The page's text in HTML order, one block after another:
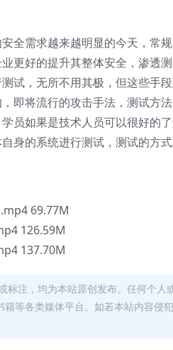
全需求越来越明显的今天，常
更好的提升其整体安全，渗透
试，无所不用其极，但这些手
即将流行的攻击手法，测试方
员如果是技术人员可以很好的
身的系统进行测试，测试的方式
69.77M
126.59M
137.70M
标注，均为本站原创发布。任何个
等各类媒体平台。如若本站内容侵